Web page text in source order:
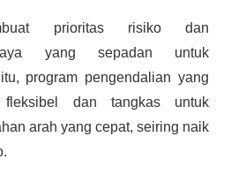
prioritas risiko dan
yang sepadan untuk
program pengendalian yang
fleksibel dan tangkas untuk
arah yang cepat, seiring naik